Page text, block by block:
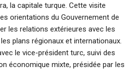
la capitale turque. Cette visite
orientations du Gouvernement de
les relations extérieures avec les
plans régionaux et internationaux.
le vice-président turc, suivi des
économique mixte, présidée par les